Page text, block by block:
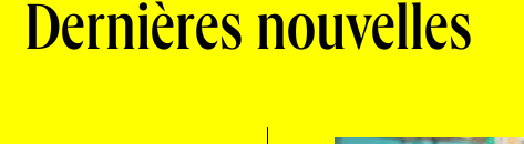
Dernières nouvelles